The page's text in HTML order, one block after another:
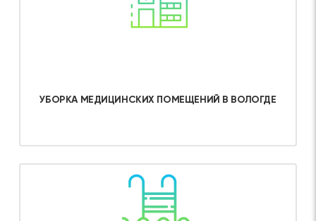
УБОРКА МЕДИЦИНСКИХ ПОМЕЩЕНИЙ В ВОЛОГДЕ
Об услуге